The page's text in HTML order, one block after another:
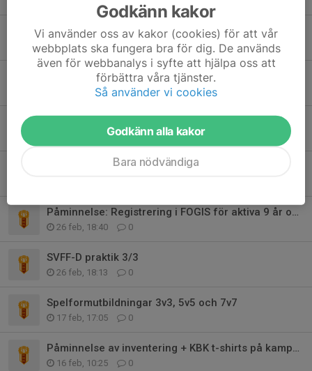
Fotbollsskolan 2026- anmälan öppnar 6/5
5 maj, 20:39 0
Prova På 2026!
21 apr, 10:39 0
15 apr, 08:29 0
Påminnelse: Registrering i FOGIS för aktiva 9 år och uppåt
26 feb, 18:40 0
SVFF-D praktik 3/3
26 feb, 18:13 0
Spelformutbildningar 3v3, 5v5 och 7v7
17 feb, 17:05 0
Påminnelse av inventering + KBK t-shirts på kampanj
16 feb, 10:25 0
Godkänn kakor
Vi använder oss av kakor (cookies) för att vår
webbplats ska fungera bra för dig. De används
även för webbanalys i syfte att hjälpa oss att
förbättra våra tjänster.
Så använder vi cookies
Godkänn alla kakor
Bara nödvändiga